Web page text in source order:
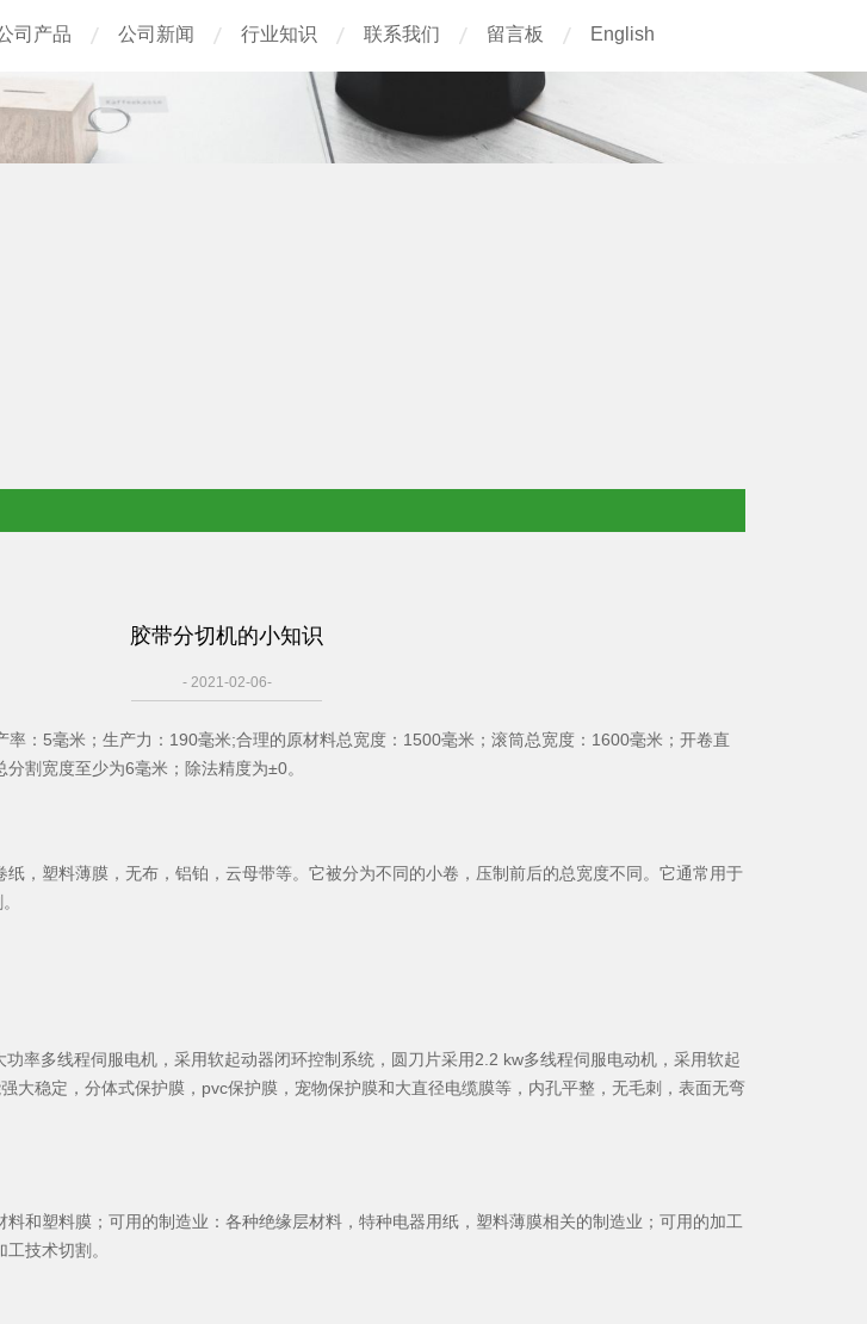
司产品 公司新闻 行业知识 联系我们 留言板 English
胶带分切机的小知识
- 2021-02-06-
率：5毫米；生产力：190毫米;合理的原材料总宽度：1500毫米；滚筒总宽度：1600毫米；开卷直
割宽度至少为6毫米；除法精度为±0。
塑料薄膜，无布，铝铂，云母带等。它被分为不同的小卷，压制前后的总宽度不同。它通常用于
多线程伺服电机，采用软起动器闭环控制系统，圆刀片采用2.2 kw多线程伺服电动机，采用软起
大稳定，分体式保护膜，pvc保护膜，宠物保护膜和大直径电缆膜等，内孔平整，无毛刺，表面无弯
塑料膜；可用的制造业：各种绝缘层材料，特种电器用纸，塑料薄膜相关的制造业；可用的加工
技术切割。